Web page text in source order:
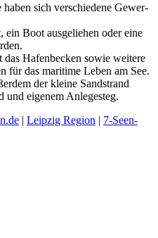
sich ver­schie­de­ne Gewer­
ein Boot aus­ge­lie­hen oder eine
das Hafen­be­cken sowie wei­te­re
für das mari­ti­me Leben am See.
der klei­ne Sand­strand
eige­nem Anle­ge­steg.
| Leip­zig Regi­on | 7‑Seen-